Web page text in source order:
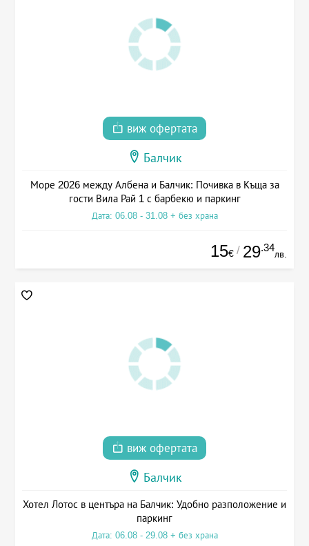
виж офертата
Балчик
Море 2026 между Албена и Балчик: Почивка в Къща за
гости Вила Рай 1 с барбекю и паркинг
Дата: 06.08 - 31.08 + без храна
15€ / 29.34
лв.
виж офертата
Балчик
Хотел Лотос в центъра на Балчик: Удобно разположение и
паркинг
Дата: 06.08 - 29.08 + без храна